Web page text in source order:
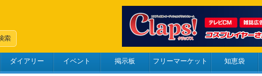
ダイアリー イベント 掲示板 フリーマーケット 知恵袋